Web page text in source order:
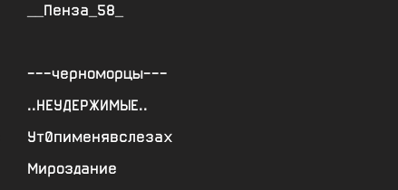
__Пенза_58_
---черноморцы---
..НЕУДЕРЖИМЫЕ..
Ут0пименявслезах
Мироздание